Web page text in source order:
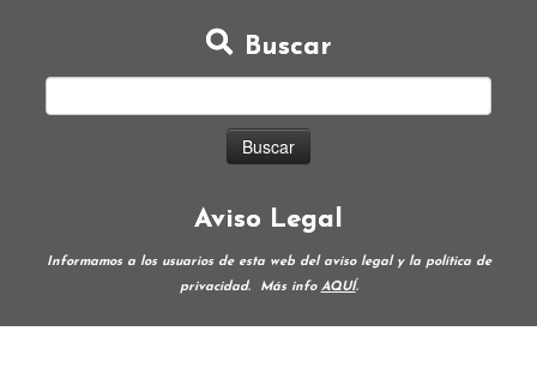
Buscar
Aviso Legal
Informamos a los usuarios de esta web del aviso legal y la política de
privacidad.
Más info AQUÍ.